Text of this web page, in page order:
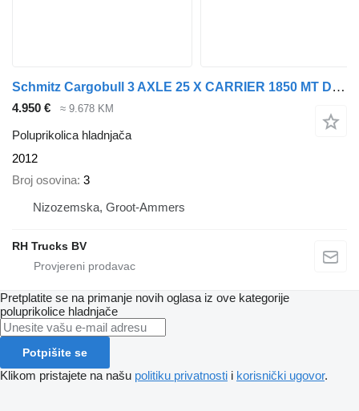
Schmitz Cargobull 3 AXLE 25 X CARRIER 1850 MT D/E SAF AXELS
4.950 € ≈ 9.678 KM
Poluprikolica hladnjača
2012
Broj osovina 3
Nizozemska, Groot-Ammers
RH Trucks BV
Pretplatite se na primanje novih oglasa iz ove kategorije
poluprikolice hladnjače
Potpišite se
Klikom pristajete na našu politiku privatnosti i korisnički ugovor.